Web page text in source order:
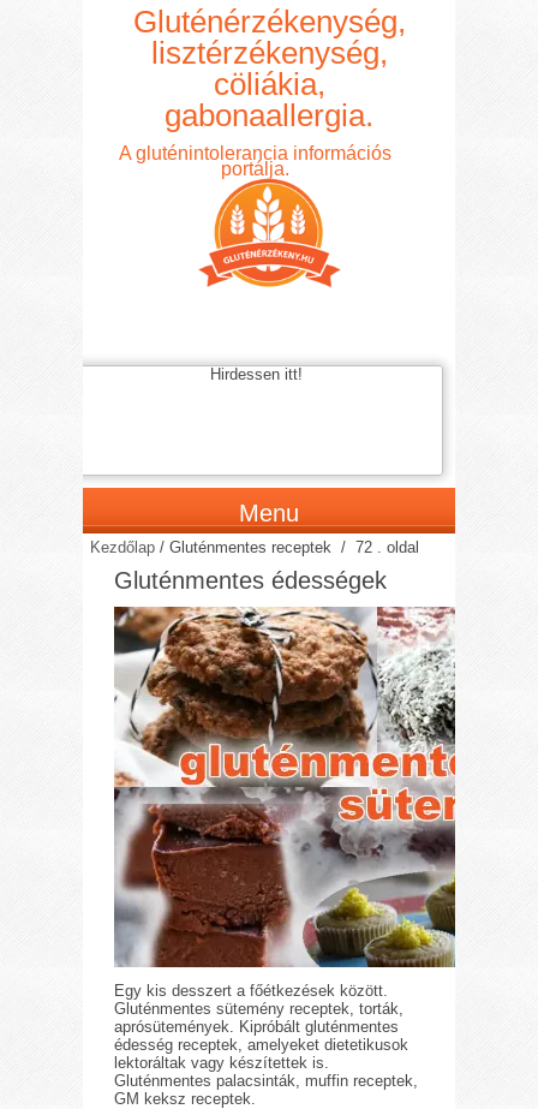
Gluténérzékenység,
lisztérzékenység,
cöliákia,
gabonaallergia.
A gluténintolerancia információs
portálja.
Hirdessen itt!
Menu
Kezdőlap /Gluténmentes receptek / 72 . oldal
Gluténmentes édességek
Egy kis desszert a főétkezések között.
Gluténmentes sütemény receptek, torták,
aprósütemények. Kipróbált gluténmentes
édesség receptek, amelyeket dietetikusok
lektoráltak vagy készítettek is.
Gluténmentes palacsinták, muffin receptek,
GM keksz receptek.